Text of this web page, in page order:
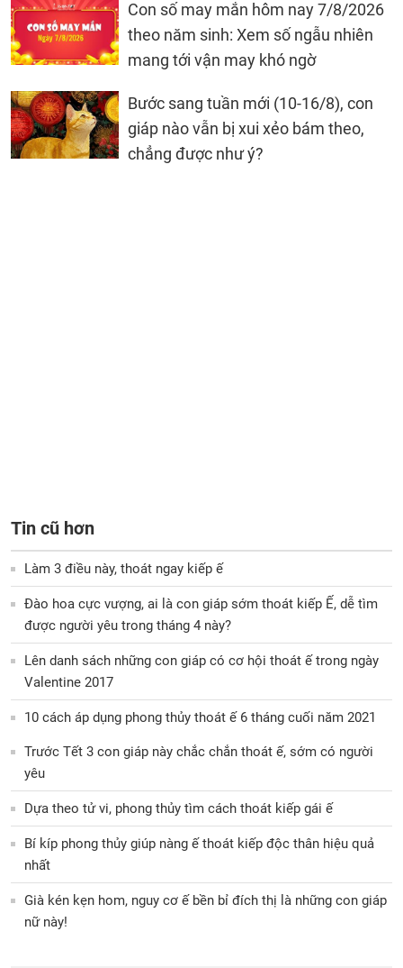
Con số may mắn hôm nay 7/8/2026
theo năm sinh: Xem số ngẫu nhiên
mang tới vận may khó ngờ
Bước sang tuần mới (10-16/8), con
giáp nào vẫn bị xui xẻo bám theo,
chẳng được như ý?
Tin cũ hơn
Làm 3 điều này, thoát ngay kiếp ế
Đào hoa cực vượng, ai là con giáp sớm thoát kiếp Ế, dễ tìm
được người yêu trong tháng 4 này?
Lên danh sách những con giáp có cơ hội thoát ế trong ngày
Valentine 2017
10 cách áp dụng phong thủy thoát ế 6 tháng cuối năm 2021
Trước Tết 3 con giáp này chắc chắn thoát ế, sớm có người
yêu
Dựa theo tử vi, phong thủy tìm cách thoát kiếp gái ế
Bí kíp phong thủy giúp nàng ế thoát kiếp độc thân hiệu quả
nhất
Già kén kẹn hom, nguy cơ ế bền bỉ đích thị là những con giáp
nữ này!